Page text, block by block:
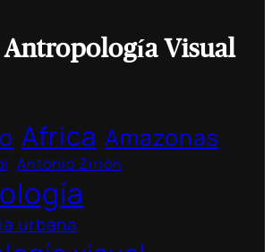
Visual
Africa Amazonas
Antonio Zirión
urbana